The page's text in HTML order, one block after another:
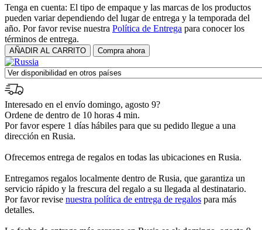
Tenga en cuenta: El tipo de empaque y las marcas de los productos
pueden variar dependiendo del lugar de entrega y la temporada del
año. Por favor revise nuestra Política de Entrega para conocer los
términos de entrega.
Interesado en el envío domingo, agosto 9?
Ordene de dentro de 10 horas 4 min.
Por favor espere 1 días hábiles para que su pedido llegue a una
dirección en Rusia.
Ofrecemos entrega de regalos en todas las ubicaciones en Rusia.
Entregamos regalos localmente dentro de Rusia, que garantiza un
servicio rápido y la frescura del regalo a su llegada al destinatario.
Por favor revise nuestra política de entrega de regalos para más
detalles.